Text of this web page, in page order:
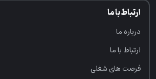
ارتباط با ما
درباره ما
ارتباط با ما
فرصت‌ های شغلی